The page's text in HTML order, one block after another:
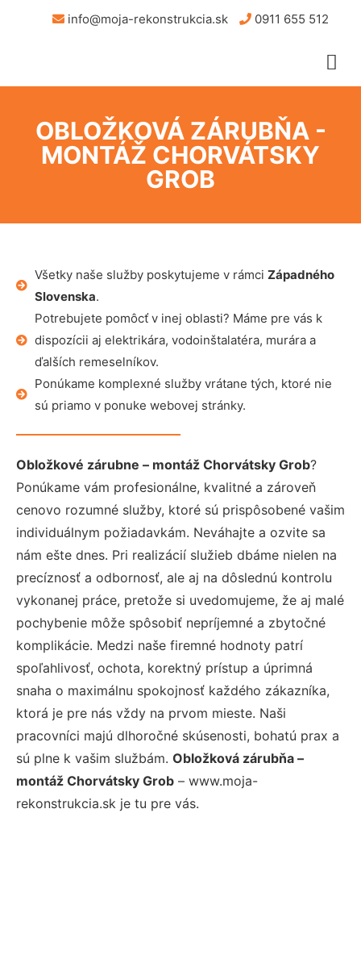
info@moja-rekonstrukcia.sk 0911 655 512
OBLOŽKOVÁ ZÁRUBŇA -
MONTÁŽ CHORVÁTSKY
GROB
Všetky naše služby poskytujeme v rámci Západného
Slovenska.
Potrebujete pomôcť v inej oblasti? Máme pre vás k
dispozícii aj elektrikára, vodoinštalatéra, murára a
ďalších remeselníkov.
Ponúkame komplexné služby vrátane tých, ktoré nie
sú priamo v ponuke webovej stránky.
Obložkové zárubne – montáž Chorvátsky Grob?
Ponúkame vám profesionálne, kvalitné a zároveň
cenovo rozumné služby, ktoré sú prispôsobené vašim
individuálnym požiadavkám. Neváhajte a ozvite sa
nám ešte dnes. Pri realizácií služieb dbáme nielen na
precíznosť a odbornosť, ale aj na dôslednú kontrolu
vykonanej práce, pretože si uvedomujeme, že aj malé
pochybenie môže spôsobiť nepríjemné a zbytočné
komplikácie. Medzi naše firemné hodnoty patrí
spoľahlivosť, ochota, korektný prístup a úprimná
snaha o maximálnu spokojnosť každého zákazníka,
ktorá je pre nás vždy na prvom mieste. Naši
pracovníci majú dlhoročné skúsenosti, bohatú prax a
sú plne k vašim službám. Obložková zárubňa –
montáž Chorvátsky Grob – www.moja-
rekonstrukcia.sk je tu pre vás.